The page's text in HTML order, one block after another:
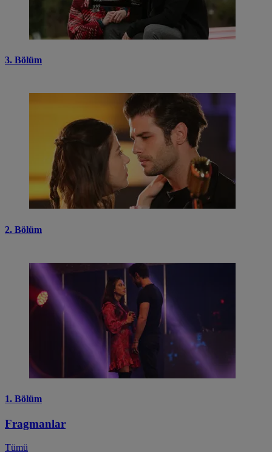
3. Bölüm
2. Bölüm
1. Bölüm
Fragmanlar
Tümü